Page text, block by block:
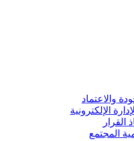
والاعتماد
الإلكترونية
القرار
المجتمع